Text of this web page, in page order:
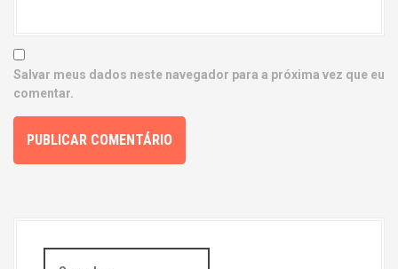
Salvar meus dados neste navegador para a próxima vez que eu
comentar.